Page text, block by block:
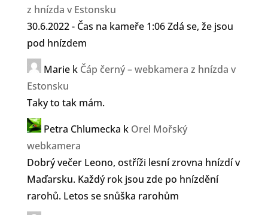
z hnízda v Estonsku
30.6.2022 - Čas na kameře 1:06 Zdá se, že jsou
pod hnízdem
Mariek Čáp černý – webkamera z hnízda v
Estonsku
Taky to tak mám.
Petra Chlumecka k Orel Mořský
webkamera
Dobrý večer Leono, ostříži lesní zrovna hnízdí v
Maďarsku. Každý rok jsou zde po hnízdění
rarohů. Letos se snůška rarohům